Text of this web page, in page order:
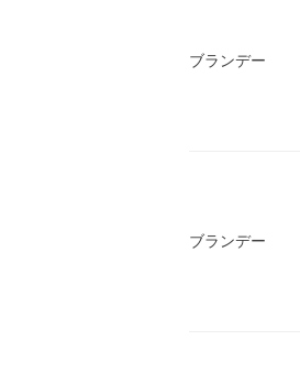
ブランデー
ブランデー